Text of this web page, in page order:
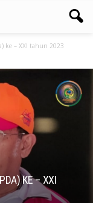
ke – XXI tahun 2023
KE – XXI